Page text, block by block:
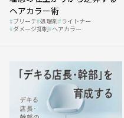
ヘアカラー術
ブリーチ 処理剤 ライトナー
ダメージ抑制 ヘアカラー